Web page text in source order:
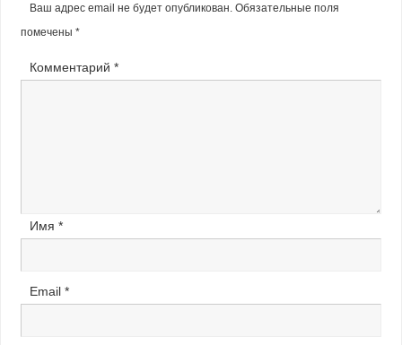
Ваш адрес email не будет опубликован. Обязательные поля
помечены *
Комментарий *
Имя *
Email *